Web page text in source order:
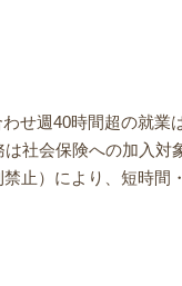
せ週40時間超の就業
社会保険への加入対
止）により、短時間